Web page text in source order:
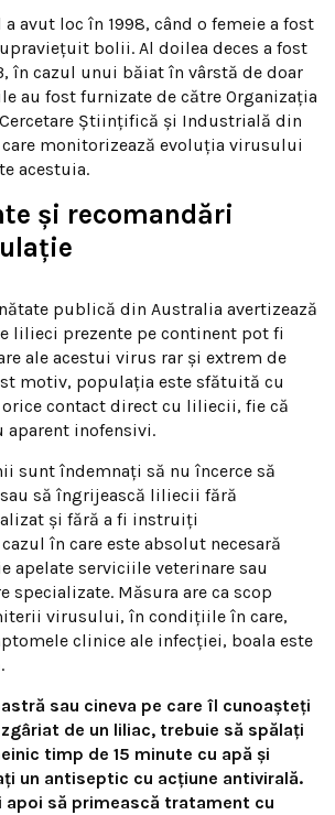
avut loc în 1998, când o femeie a fost
bolii. Al doilea deces a fost
în cazul unui băiat în vârstă de doar
au fost furnizate de către Organizația
Științifică și Industrială din
care monitorizează evoluția virusului
acestuia.
și recomandări
publică din Australia avertizează
lilieci prezente pe continent pot fi
ale acestui virus rar și extrem de
motiv, populația este sfătuită cu
contact direct cu liliecii, fie că
inofensivi.
sunt îndemnați să nu încerce să
să îngrijească liliecii fără
și fără a fi instruiți
în care este absolut necesară
apelate serviciile veterinare sau
specializate. Măsura are ca scop
virusului, în condițiile în care,
clinice ale infecției, boala este
sau cineva pe care îl cunoașteți
de un liliac, trebuie să spălați
timp de 15 minute cu apă și
un antiseptic cu acțiune antivirală.
apoi să primească tratament cu